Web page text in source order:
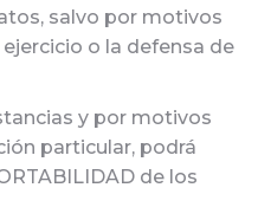
salvo por motivos
o la defensa de
y por motivos
particular, podrá
de los